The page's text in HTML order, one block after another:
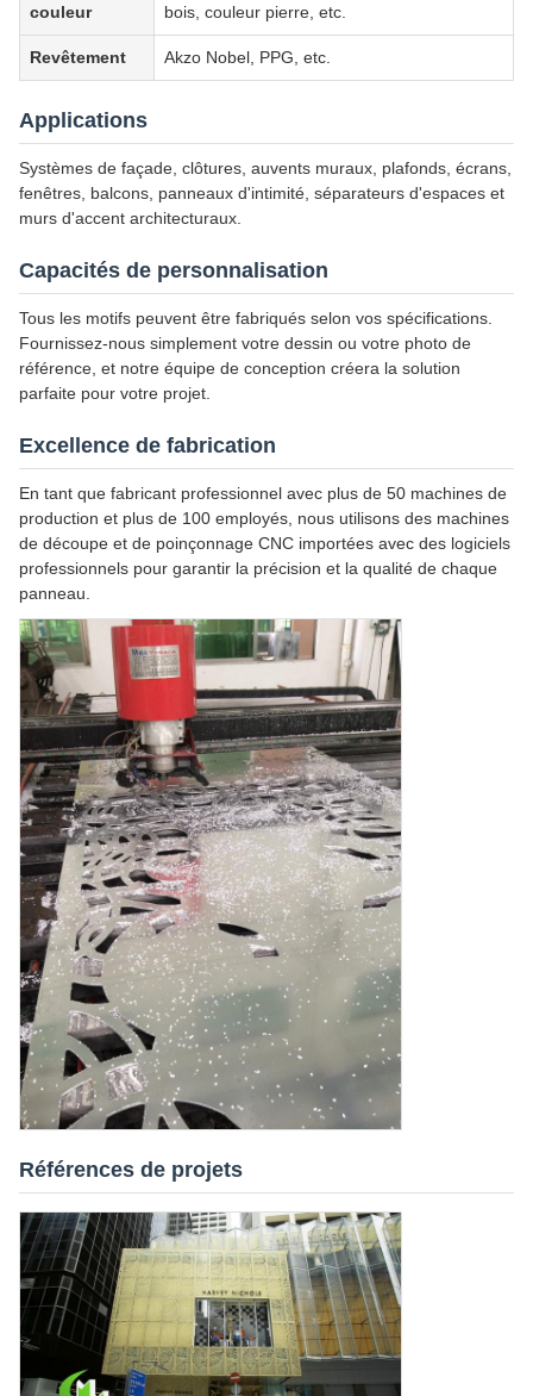
couleur
bois, couleur pierre, etc.
Revêtement Akzo Nobel, PPG, etc.
Applications
Systèmes de façade, clôtures, auvents muraux, plafonds, écrans,
fenêtres, balcons, panneaux d'intimité, séparateurs d'espaces et
murs d'accent architecturaux.
Capacités de personnalisation
Tous les motifs peuvent être fabriqués selon vos spécifications.
Fournissez-nous simplement votre dessin ou votre photo de
référence, et notre équipe de conception créera la solution
parfaite pour votre projet.
Excellence de fabrication
En tant que fabricant professionnel avec plus de 50 machines de
production et plus de 100 employés, nous utilisons des machines
de découpe et de poinçonnage CNC importées avec des logiciels
professionnels pour garantir la précision et la qualité de chaque
panneau.
Références de projets